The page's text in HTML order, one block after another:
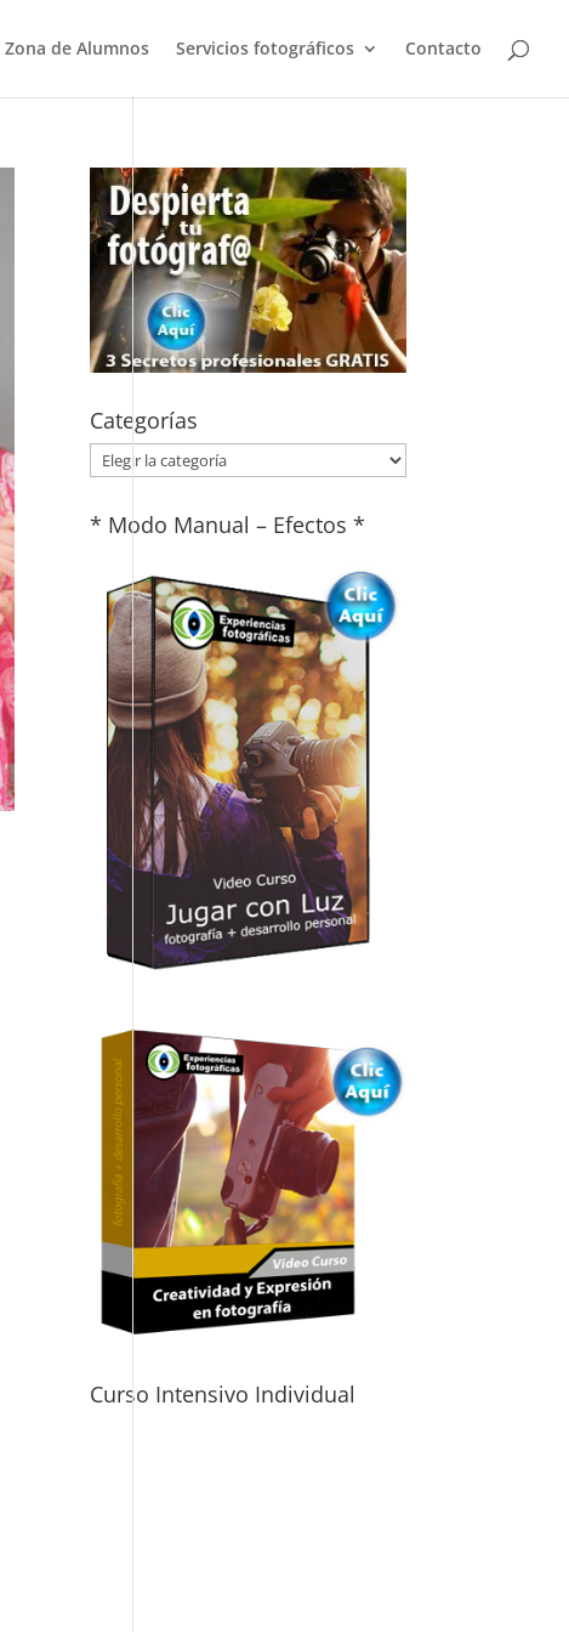
Zona de Alumnos Servicios fotográficos Contacto
Categorías
Categorías
* Modo Manual – Efectos *
Curso Intensivo Individual